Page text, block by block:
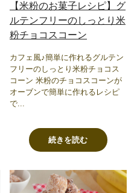
【米粉のお菓子レシピ】グ
ルテンフリーのしっとり米
粉チョコスコーン
カフェ風♪簡単に作れるグルテン
フリーのしっとり米粉チョコス
コーン 米粉のチョコスコーンが
オーブンで簡単に作れるレシピ
で...
続きを読む